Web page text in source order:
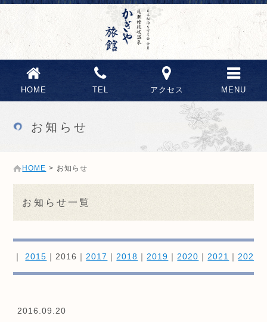
HOME TEL アクセス MENU
お知らせ
HOME > お知らせ
お知らせ一覧
｜ 2015 ｜2016｜ 2017 ｜ 2018 ｜ 2019 ｜ 2020 ｜ 2021 ｜ 2022
2016.09.20